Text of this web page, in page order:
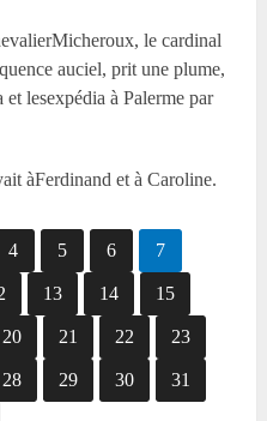
le cardinal
auciel, prit une plume,
lesexpédia à Palerme par
àFerdinand et à Caroline.
4 5 6 7
13 14 15
20 21 22 23
28 29 30 31